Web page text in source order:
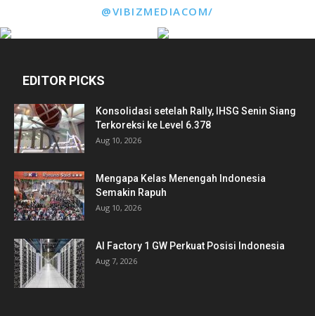
@VIBIZMEDIACOM/
EDITOR PICKS
Konsolidasi setelah Rally, IHSG Senin Siang
Terkoreksi ke Level 6.378
Aug 10, 2026
Mengapa Kelas Menengah Indonesia
Semakin Rapuh
Aug 10, 2026
AI Factory 1 GW Perkuat Posisi Indonesia
Aug 7, 2026